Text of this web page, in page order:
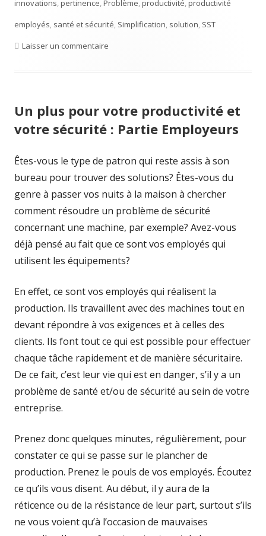
innovations,pertinence,Problème,productivité,productivité
employés, santé et sécurité, Simplification, solution, SST
Laisser un commentaire
Un plus pour votre productivité et
votre sécurité : Partie Employeurs
Êtes-vous le type de patron qui reste assis à son
bureau pour trouver des solutions? Êtes-vous du
genre à passer vos nuits à la maison à chercher
comment résoudre un problème de sécurité
concernant une machine, par exemple? Avez-vous
déjà pensé au fait que ce sont vos employés qui
utilisent les équipements?
En effet, ce sont vos employés qui réalisent la
production. Ils travaillent avec des machines tout en
devant répondre à vos exigences et à celles des
clients. Ils font tout ce qui est possible pour effectuer
chaque tâche rapidement et de manière sécuritaire.
De ce fait, c’est leur vie qui est en danger, s’il y a un
problème de santé et/ou de sécurité au sein de votre
entreprise.
Prenez donc quelques minutes, régulièrement, pour
constater ce qui se passe sur le plancher de
production. Prenez le pouls de vos employés. Écoutez
ce qu’ils vous disent. Au début, il y aura de la
réticence ou de la résistance de leur part, surtout s’ils
ne vous voient qu’à l’occasion de mauvaises